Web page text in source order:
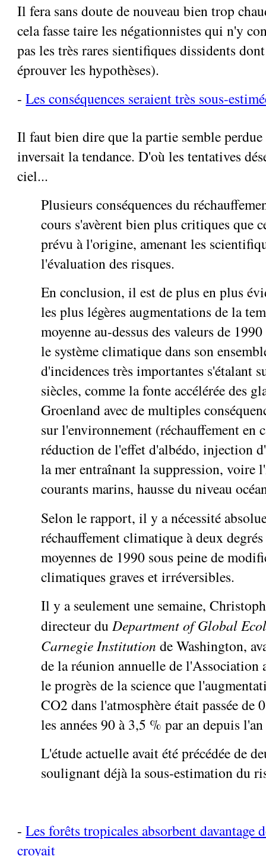
Il fera sans doute de nouveau bien trop
cela fasse taire les négationnistes qui n'y
pas les très rares sientifiques dissidents
éprouver les hypothèses).
-Les conséquences seraient très sous-
Il faut bien dire que la partie semble perdue
inversait la tendance. D'où les tentatives
ciel...
Plusieurs conséquences du
cours s'avèrent bien plus critiques que
prévu à l'origine, amenant les
l'évaluation des risques.
En conclusion, il est de plus en plus
les plus légères augmentations de la
moyenne au-dessus des valeurs de
le système climatique dans son
d'incidences très importantes s'étalant
siècles, comme la fonte accélérée des
Groenland avec de multiples
sur l'environnement (réchauffement en
réduction de l'effet d'albédo, injection
la mer entraînant la suppression, voire
courants marins, hausse du niveau
Selon le rapport, il y a nécessité
réchauffement climatique à deux
moyennes de 1990 sous peine de
climatiques graves et irréversibles.
Il y a seulement une semaine,
directeur duDepartment of Global
Carnegie Institution de Washington,
de la réunion annuelle de l'Association
le progrès de la science que
CO2 dans l'atmosphère était passée de
les années 90 à 3,5 % par an depuis
L'étude actuelle avait été précédée de
soulignant déjà la sous-estimation du
-Les forêts tropicales absorbent davantage
croyait